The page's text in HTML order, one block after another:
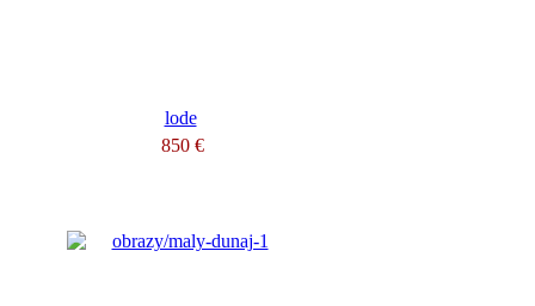
lode
850 €